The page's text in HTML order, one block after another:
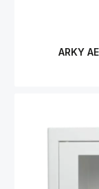
ARKY